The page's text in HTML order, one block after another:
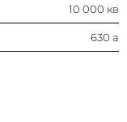
10 000 кв
630 а